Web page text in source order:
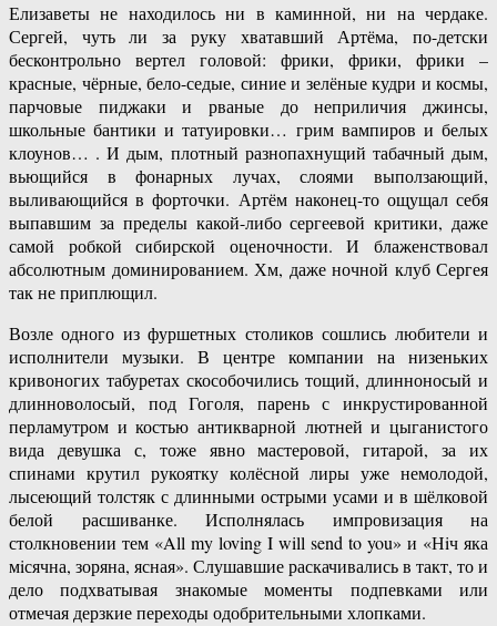
Елизаветы не находилось ни в каминной, ни на чердаке.
Сергей, чуть ли за руку хватавший Артёма, по-детски
бесконтрольно вертел головой: фрики, фрики, фрики –
красные, чёрные, бело-седые, синие и зелёные кудри и космы,
парчовые пиджаки и рваные до неприличия джинсы,
школьные бантики и татуировки… грим вампиров и белых
клоунов… . И дым, плотный разнопахнущий табачный дым,
вьющийся в фонарных лучах, слоями выползающий,
выливающийся в форточки. Артём наконец-то ощущал себя
выпавшим за пределы какой-либо сергеевой критики, даже
самой робкой сибирской оценочности. И блаженствовал
абсолютным доминированием. Хм, даже ночной клуб Сергея
так не приплющил.
Возле одного из фуршетных столиков сошлись любители и
исполнители музыки. В центре компании на низеньких
кривоногих табуретах скособочились тощий, длинноносый и
длинноволосый, под Гоголя, парень с инкрустированной
перламутром и костью антикварной лютней и цыганистого
вида девушка с, тоже явно мастеровой, гитарой, за их
спинами крутил рукоятку колёсной лиры уже немолодой,
лысеющий толстяк с длинными острыми усами и в шёлковой
белой расшиванке. Исполнялась импровизация на
столкновении тем «All my loving I will send to you» и «Нiч яка
мiсячна, зоряна, ясная». Слушавшие раскачивались в такт, то и
дело подхватывая знакомые моменты подпевками или
отмечая дерзкие переходы одобрительными хлопками.